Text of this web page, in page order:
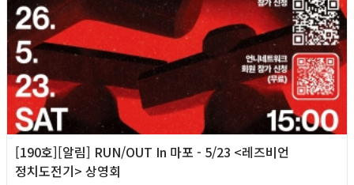
[190호][알림] RUN/OUT In 마포 - 5/23 <레즈비언
정치도전기> 상영회